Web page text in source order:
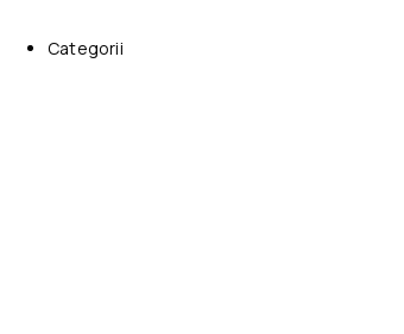
Categorii